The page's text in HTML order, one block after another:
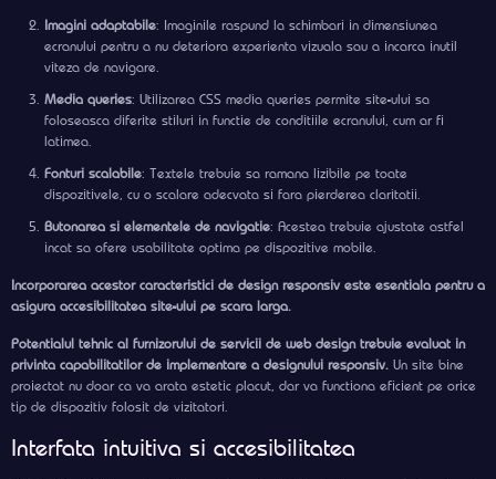
Imagini adaptabile: Imaginile raspund la schimbari in dimensiunea
ecranului pentru a nu deteriora experienta vizuala sau a incarca inutil
viteza de navigare.
Media queries: Utilizarea CSS media queries permite site-ului sa
foloseasca diferite stiluri in functie de conditiile ecranului, cum ar fi
latimea.
Fonturi scalabile: Textele trebuie sa ramana lizibile pe toate
dispozitivele, cu o scalare adecvata si fara pierderea claritatii.
Butonarea si elementele de navigatie: Acestea trebuie ajustate astfel
incat sa ofere usabilitate optima pe dispozitive mobile.
Incorporarea acestor caracteristici de design responsiv este esentiala pentru a
asigura accesibilitatea site-ului pe scara larga.
Potentialul tehnic al furnizorului de servicii de web design trebuie evaluat in
privinta capabilitatilor de implementare a designului responsiv. Un site bine
proiectat nu doar ca va arata estetic placut, dar va functiona eficient pe orice
tip de dispozitiv folosit de vizitatori.
Interfata intuitiva si accesibilitatea